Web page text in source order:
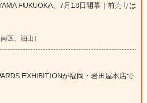
FUKUOKA、7月18日開幕｜前売りは
区、油山）
EXHIBITIONが福岡・岩田屋本店で